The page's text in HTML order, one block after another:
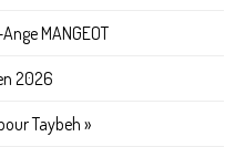
MANGEOT
2026
Taybeh »